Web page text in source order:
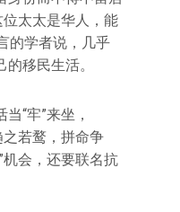
位太太是华人，能
的学者说，几乎
移民生活。
“牢”来坐，
之若鹜，拼命争
机会，还要联名抗